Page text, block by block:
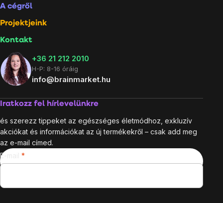
A cégről
Projektjeink
Kontakt
+36 21 212 2010
H-P: 8-16 óráig
info@brainmarket.hu
Iratkozz fel hírlevelünkre
és szerezz tippeket az egészséges életmódhoz, exkluzív
akciókat és információkat az új termékekről – csak add meg
az e-mail címed.
E-mail